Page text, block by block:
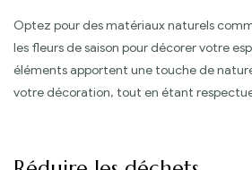
Optez pour des matériaux naturels
les fleurs de saison pour décorer votre
éléments apportent une touche de
votre décoration, tout en étant